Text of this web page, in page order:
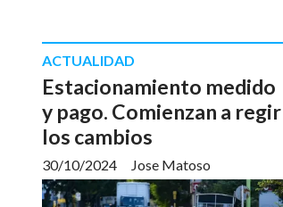
Estacionamiento medido
y pago. Comienzan a regir
los cambios
Jose Matoso
ACTUALIDAD
30/10/2024